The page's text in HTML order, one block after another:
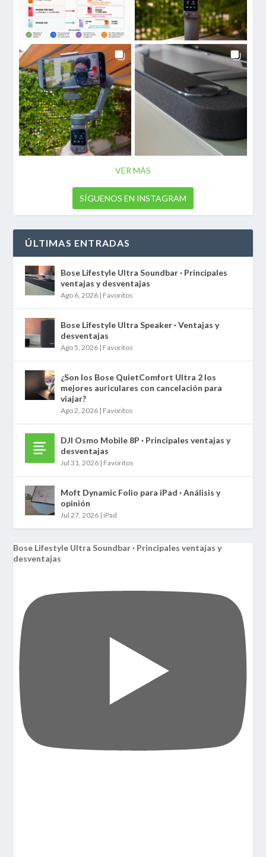
VER MÁS
SÍGUENOS EN INSTAGRAM
ÚLTIMAS ENTRADAS
Bose Lifestyle Ultra Soundbar · Principales
ventajas y desventajas
Ago 6, 2026 | Favoritos
Bose Lifestyle Ultra Speaker · Ventajas y
desventajas
Ago 5, 2026 | Favoritos
¿Son los Bose QuietComfort Ultra 2 los
mejores auriculares con cancelación para
viajar?
Ago 2, 2026 | Favoritos
DJI Osmo Mobile 8P · Principales ventajas y
desventajas
Jul 31, 2026 | Favoritos
Moft Dynamic Folio para iPad · Análisis y
opinión
Jul 27, 2026 | iPad
Bose Lifestyle Ultra Soundbar · Principales ventajas y
desventajas